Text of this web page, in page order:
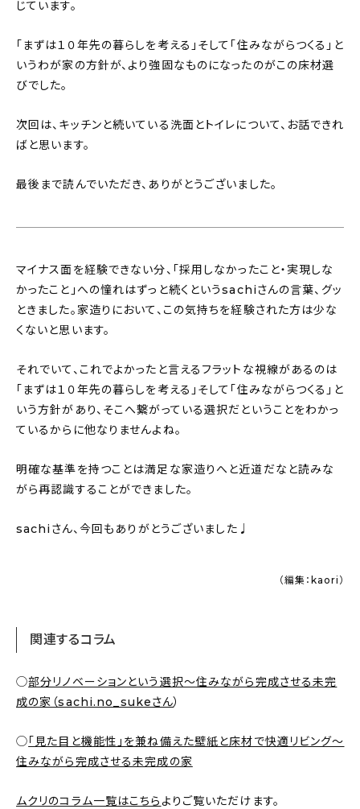
じています。
「まずは１０年先の暮らしを考える」そして「住みながらつくる」と
いうわが家の方針が、より強固なものになったのがこの床材選
びでした。
次回は、キッチンと続いている洗面とトイレについて、お話できれ
ばと思います。
最後まで読んでいただき、ありがとうございました。
マイナス面を経験できない分、「採用しなかったこと・実現しな
かったこと」への憧れはずっと続くというsachiさんの言葉、グッ
ときました。家造りにおいて、この気持ちを経験された方は少な
くないと思います。
それでいて、これでよかったと言えるフラットな視線があるのは
「まずは１０年先の暮らしを考える」そして「住みながらつくる」と
いう方針があり、そこへ繋がっている選択だということをわかっ
ているからに他なりませんよね。
明確な基準を持つことは満足な家造りへと近道だなと読みな
がら再認識することができました。
sachiさん、今回もありがとうございました♩
（編集：kaori）
関連するコラム
◯部分リノベーションという選択～住みながら完成させる未完
成の家（sachi.no_sukeさん）
◯「見た目と機能性」を兼ね備えた壁紙と床材で快適リビング～
住みながら完成させる未完成の家
ムクリのコラム一覧はこちら よりご覧いただけます。